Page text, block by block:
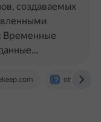
создаваемых
Временные